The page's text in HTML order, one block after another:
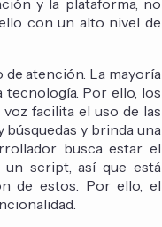
y la plataforma, no
con un alto nivel de
atención. La mayoría
Por ello, los
facilita el uso de las
búsquedas y brinda una
busca estar el
script, así que está
de estos. Por ello, el